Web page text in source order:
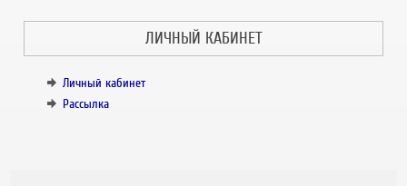
ЛИЧНЫЙ КАБИНЕТ
Личный кабинет
Рассылка